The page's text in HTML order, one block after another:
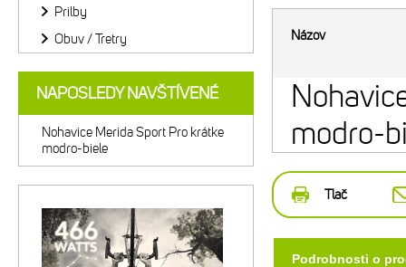
Názov
modro-
Tlač
Podrobnosti o
Prilby
Obuv / Tretry
NAPOSLEDY NAVŠTÍVENÉ
Nohavice Merida Sport Pro krátke
modro-biele